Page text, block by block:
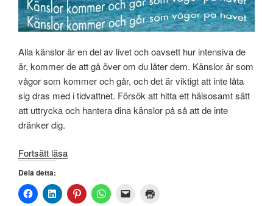
Alla känslor är en del av livet och oavsett hur intensiva de
är, kommer de att gå över om du låter dem. Känslor är som
vågor som kommer och går, och det är viktigt att inte låta
sig dras med i tidvattnet. Försök att hitta ett hälsosamt sätt
att uttrycka och hantera dina känslor på så att de inte
dränker dig.
Fortsätt läsa”Känslor
och
går
Dela detta: